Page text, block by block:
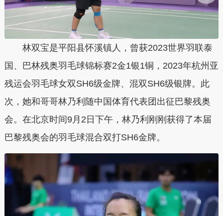
林双宝是平阳县怀溪镇人，曾获2023世界羽联泰
国、巴林残奥羽毛球锦标赛2金1银1铜，2023年杭州亚
残运会羽毛球女双SH6级金牌、混双SH6级银牌。此
次，她和哥哥林乃利随中国体育代表团出征巴黎残奥
会。在北京时间9月2日下午，林乃利刚刚获得了本届
巴黎残奥会的羽毛球混合双打SH6金牌。